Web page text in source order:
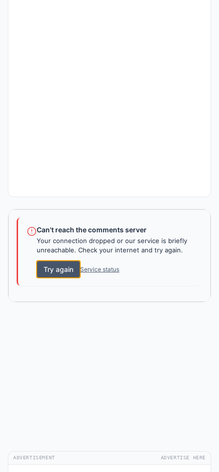
Can't reach the comments server
Your connection dropped or our service is briefly
unreachable. Check your internet and try again.
Try again Service status
ADVERTISEMENT ADVERTISE HERE